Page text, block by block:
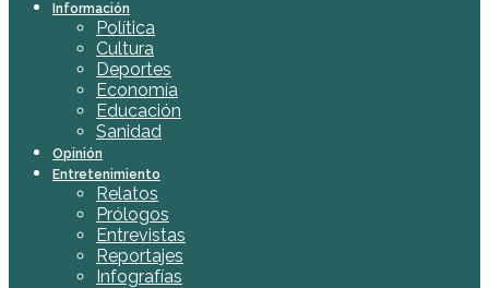
Información
Política
Cultura
Deportes
Economía
Educación
Sanidad
Opinión
Entretenimiento
Relatos
Prólogos
Entrevistas
Reportajes
Infografías